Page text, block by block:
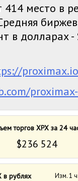
414 место в
в долларах -
торгов XPX за 24
$236 524
в рублях Изм. 1